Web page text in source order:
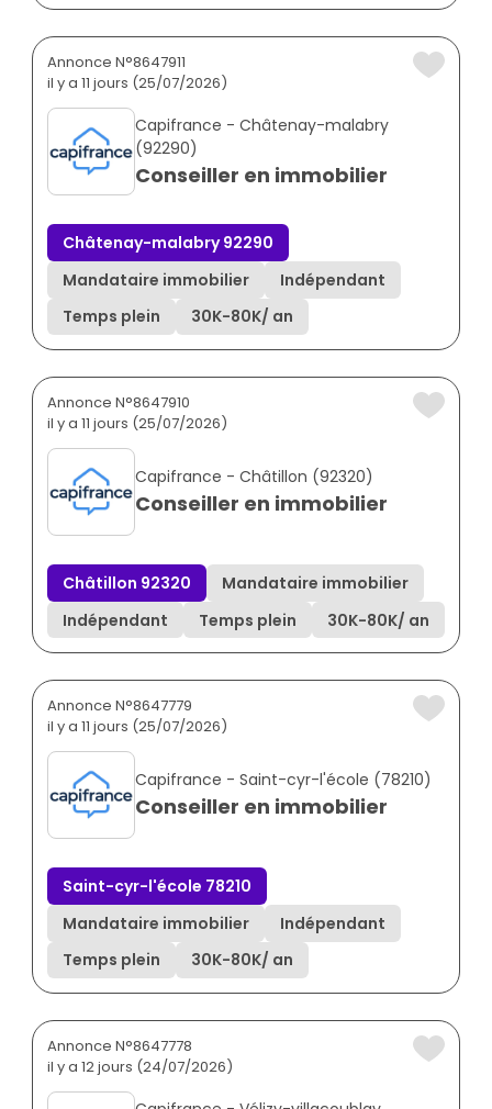
Annonce N°8647911
il y a 11 jours (25/07/2026)
Capifrance - Châtenay-malabry
(92290)
Conseiller en immobilier
Châtenay-malabry 92290
Mandataire immobilier
Indépendant
Temps plein
30K-80K/ an
Annonce N°8647910
il y a 11 jours (25/07/2026)
Capifrance - Châtillon (92320)
Conseiller en immobilier
Châtillon 92320
Mandataire immobilier
Indépendant
Temps plein 30K-80K/ an
Annonce N°8647779
il y a 11 jours (25/07/2026)
Capifrance - Saint-cyr-l'école (78210)
Conseiller en immobilier
Saint-cyr-l'école 78210
Mandataire immobilier
Indépendant
Temps plein
30K-80K/ an
Annonce N°8647778
il y a 12 jours (24/07/2026)